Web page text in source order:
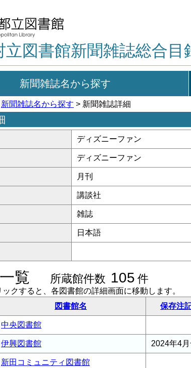
立図書館新聞雑誌総合目
新聞雑誌名から探す
新聞雑誌名から探す > 新聞雑誌詳細
ディズニーファン
ディズニーファン
月刊
講談社
雑誌
日本語
覧 所蔵館件数 105 件
クすると、各図書館の詳細画面に移動します。
図書館名 保存注
中央図書館
伊興図書館 2024年4
新田コミュニティ図書館